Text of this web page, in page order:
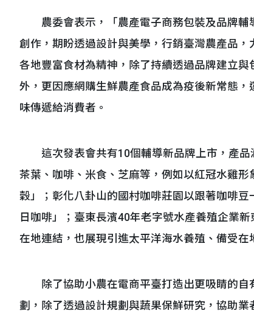
農委會表示，「農產電子商務包裝及品牌輔
創作，期盼透過設計與美學，行銷臺灣農產品
各地豐富食材為精神，除了持續透過品牌建立
外，更因應網購生鮮農產食品成為疫後新常態
味傳遞給消費者。
這次發表會共有10個輔導新品牌上市，產品
茶葉、咖啡、米食、芝麻等，例如以紅冠水雞
穀」；彰化八卦山的國村咖啡莊園以跟著咖啡
日咖啡」；臺東長濱40年老字號水產養殖企業
在地連結，也展現引進太平洋海水養殖、備受在
除了協助小農在電商平臺打造出更吸睛的自
劃，除了透過設計規劃與蔬果保鮮研究，協助